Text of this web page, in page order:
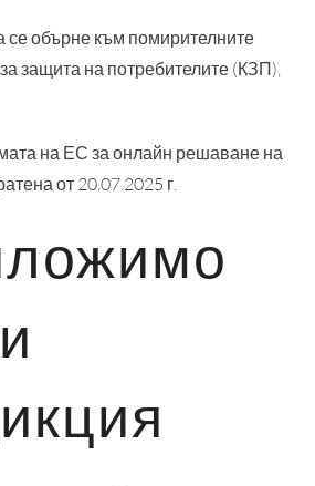
се обърне към помирителните
защита на потребителите (КЗП),
на ЕС за онлайн решаване на
от 20.07.2025 г.